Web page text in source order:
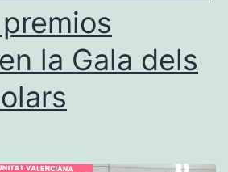
la Gala dels